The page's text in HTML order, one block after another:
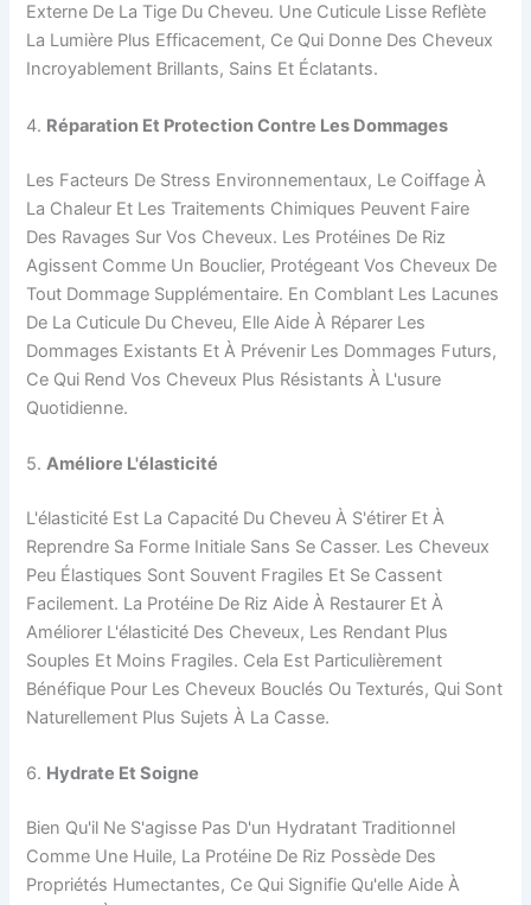
Externe De La Tige Du Cheveu. Une Cuticule Lisse Reflète
La Lumière Plus Efficacement, Ce Qui Donne Des Cheveux
Incroyablement Brillants, Sains Et Éclatants.
4. Réparation Et Protection Contre Les Dommages
Les Facteurs De Stress Environnementaux, Le Coiffage À
La Chaleur Et Les Traitements Chimiques Peuvent Faire
Des Ravages Sur Vos Cheveux. Les Protéines De Riz
Agissent Comme Un Bouclier, Protégeant Vos Cheveux De
Tout Dommage Supplémentaire. En Comblant Les Lacunes
De La Cuticule Du Cheveu, Elle Aide À Réparer Les
Dommages Existants Et À Prévenir Les Dommages Futurs,
Ce Qui Rend Vos Cheveux Plus Résistants À L'usure
Quotidienne.
5.Améliore L'élasticité
L'élasticité Est La Capacité Du Cheveu À S'étirer Et À
Reprendre Sa Forme Initiale Sans Se Casser. Les Cheveux
Peu Élastiques Sont Souvent Fragiles Et Se Cassent
Facilement. La Protéine De Riz Aide À Restaurer Et À
Améliorer L'élasticité Des Cheveux, Les Rendant Plus
Souples Et Moins Fragiles. Cela Est Particulièrement
Bénéfique Pour Les Cheveux Bouclés Ou Texturés, Qui Sont
Naturellement Plus Sujets À La Casse.
6. Hydrate Et Soigne
Bien Qu'il Ne S'agisse Pas D'un Hydratant Traditionnel
Comme Une Huile, La Protéine De Riz Possède Des
Propriétés Humectantes, Ce Qui Signifie Qu'elle Aide À